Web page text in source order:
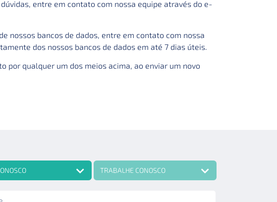
entre em contato com nossa equipe através do e-
nossos bancos de dados, entre em contato com nossa
dos nossos bancos de dados em até 7 dias úteis.
por qualquer um dos meios acima, ao enviar um novo
TRABALHE CONOSCO